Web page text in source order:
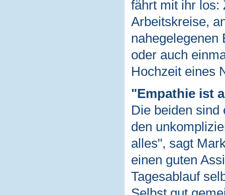
fährt mit ihr los:
Arbeitskreise,
nahegelegenen
oder auch
Hochzeit eines
"Empathie ist
Die beiden sind
den
alles", sagt
einen guten
Tagesablauf